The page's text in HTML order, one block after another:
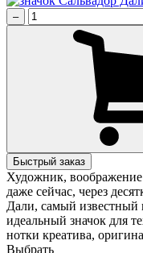
–
Быстрый заказ
Художник,
даже сейчас, через
Дали, самый известный
идеальный значок для
нотки креатива,
Выбрать